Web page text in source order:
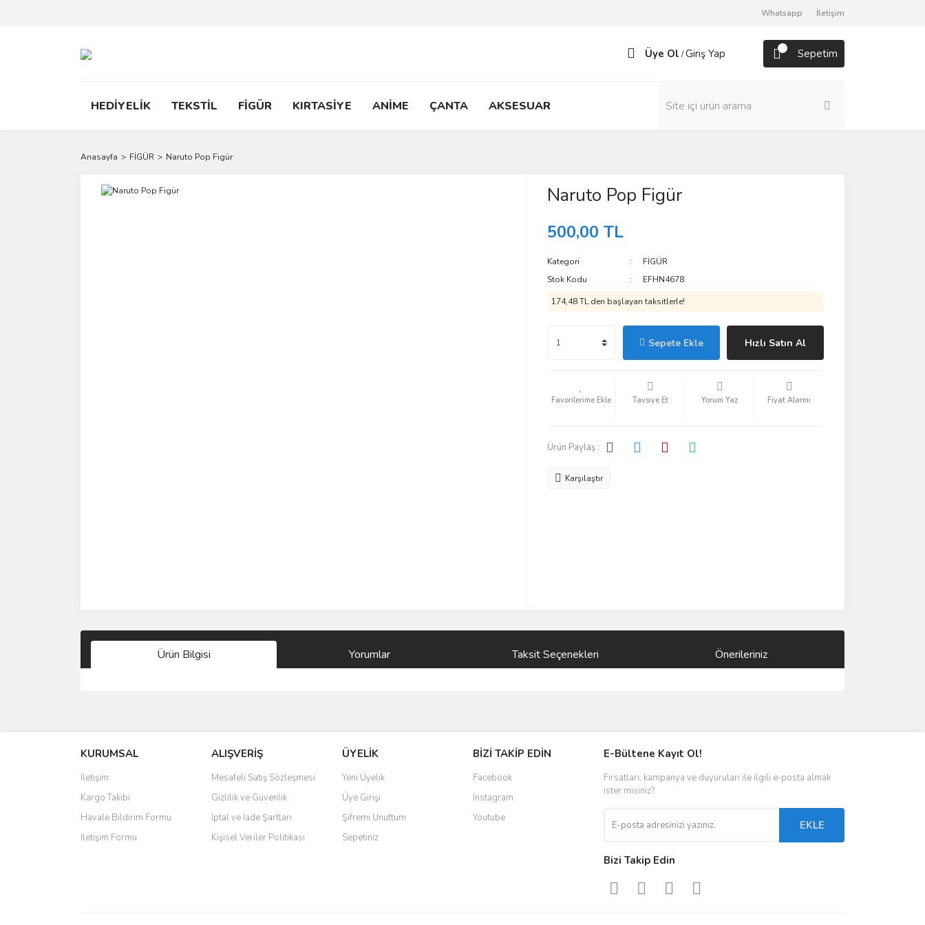
Whatsapp İletişim
Üye Ol /Giriş Yap Sepetim
HEDİYELİK TEKSTİL FİGÜR KIRTASİYE ANİME ÇANTA AKSESUAR
Anasayfa FİGÜR Naruto Pop Figür
Naruto Pop Figür
500,00 TL
Kategori
FİGÜR
Stok Kodu
EFHN4678
174,48 TL den başlayan taksitlerle!
Sepete Ekle Hızlı Satın Al
Tavsiye Et Yorum Yaz Fiyat Alarmı
Ürün Paylaş :
Karşılaştır
Ürün Bilgisi Yorumlar Taksit Seçenekleri Önerileriniz
Ürün resmi kalitesiz, bozuk veya görüntülenemiyor.
Ürün açıklamasında eksik bilgiler bulunuyor.
Ürün bilgilerinde hatalar bulunuyor.
Ürün fiyatı diğer sitelerden daha pahalı.
Bu ürüne benzer farklı alternatifler olmalı.
KURUMSAL
İletişim
Kargo Takibi
Havale Bildirim Formu
İletişim Formu
ALIŞVERİŞ
Mesafeli Satış Sözleşmesi
Gizlilik ve Güvenlik
İptal ve İade Şartları
Kişisel Veriler Politikası
ÜYELİK
Yeni Üyelik
Üye Girişi
Şifremi Unuttum
Sepetiniz
BİZİ TAKİP EDİN
Facebook
Instagram
Youtube
E-Bültene Kayıt Ol!
Fırsatları, kampanya ve duyuruları ile ilgili e-posta almak
ister misiniz?
EKLE
Bizi Takip Edin